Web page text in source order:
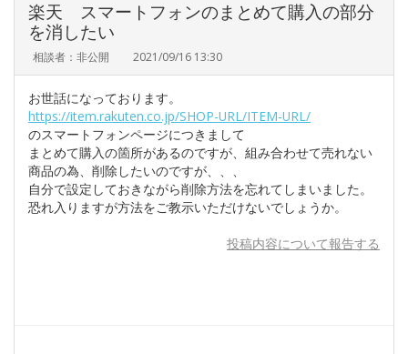
楽天 スマートフォンのまとめて購入の部分
を消したい
相談者：非公開 2021/09/16 13:30
お世話になっております。
https://item.rakuten.co.jp/SHOP-URL/ITEM-URL/
のスマートフォンページにつきまして
まとめて購入の箇所があるのですが、組み合わせて売れない
商品の為、削除したいのですが、、、
自分で設定しておきながら削除方法を忘れてしまいました。
恐れ入りますが方法をご教示いただけないでしょうか。
投稿内容について報告する